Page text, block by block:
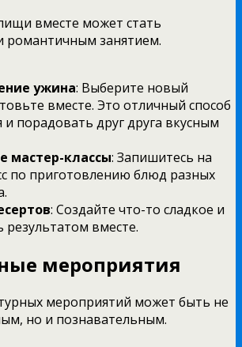
вместе может стать
романтичным занятием.
ужина: Выберите новый
вместе. Это отличный способ
порадовать друг друга вкусным
мастер-классы: Запишитесь на
по приготовлению блюд разных
: Создайте что-то сладкое и
результатом вместе.
мероприятия
мероприятий может быть не
но и познавательным.